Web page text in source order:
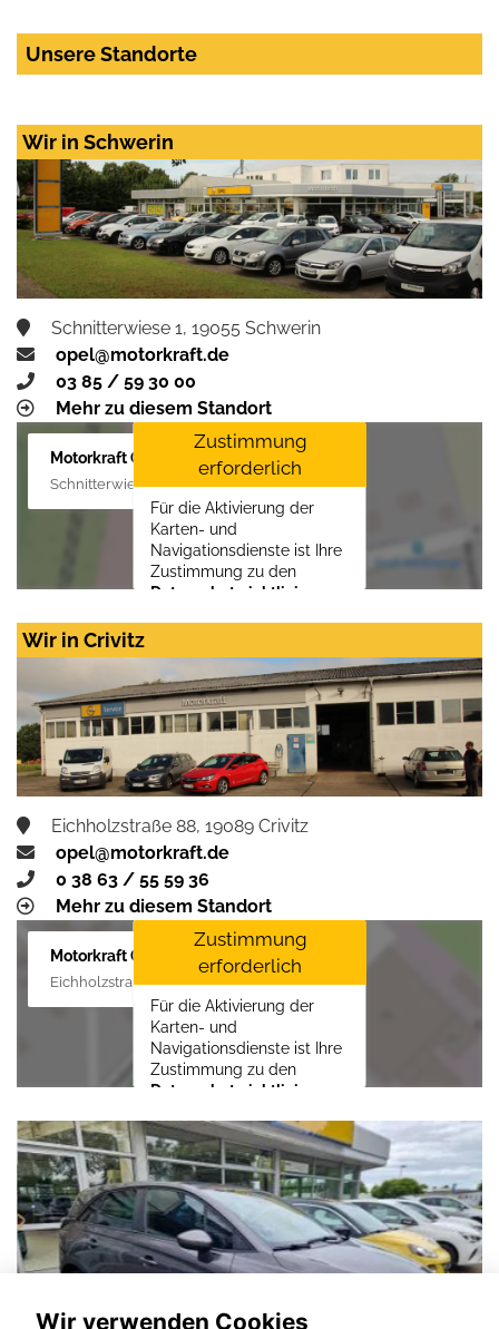
Unsere Standorte
Wir in Schwerin
Schnitterwiese 1, 19055 Schwerin
opel@motorkraft.de
03 85 / 59 30 00
Mehr zu diesem Standort
Motorkraft GmbH
Schnitterwiese 1, 19055 Schwerin
Zustimmung
erforderlich
Für die Aktivierung der
Karten- und
Navigationsdienste ist Ihre
Zustimmung zu den
Datenschutzrichtlinien
Zustimmen und
aktivieren
Wir in Crivitz
Eichholzstraße 88, 19089 Crivitz
opel@motorkraft.de
0 38 63 / 55 59 36
Mehr zu diesem Standort
Motorkraft GmbH
Eichholzstraße 88, 19089 Crivitz
Zustimmung
erforderlich
Für die Aktivierung der
Karten- und
Navigationsdienste ist Ihre
Zustimmung zu den
Datenschutzrichtlinien
LLCerforderlich.
Zustimmen und
aktivieren
Wir verwenden Cookies